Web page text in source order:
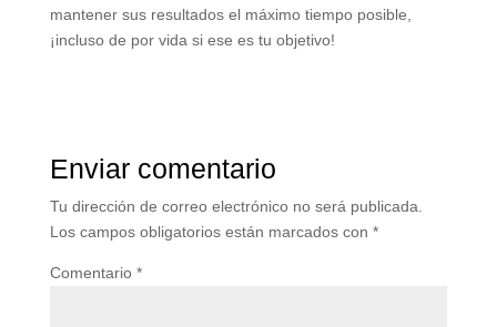
mantener sus resultados el máximo tiempo posible,
¡incluso de por vida si ese es tu objetivo!
Enviar comentario
Tu dirección de correo electrónico no será publicada.
Los campos obligatorios están marcados con *
Comentario *